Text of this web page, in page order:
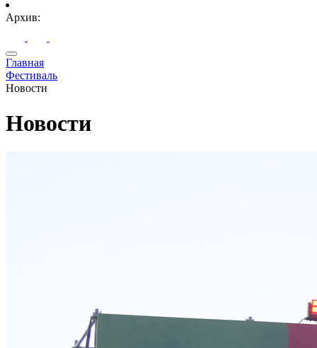
Архив:
Главная
Фестиваль
Новости
Новости